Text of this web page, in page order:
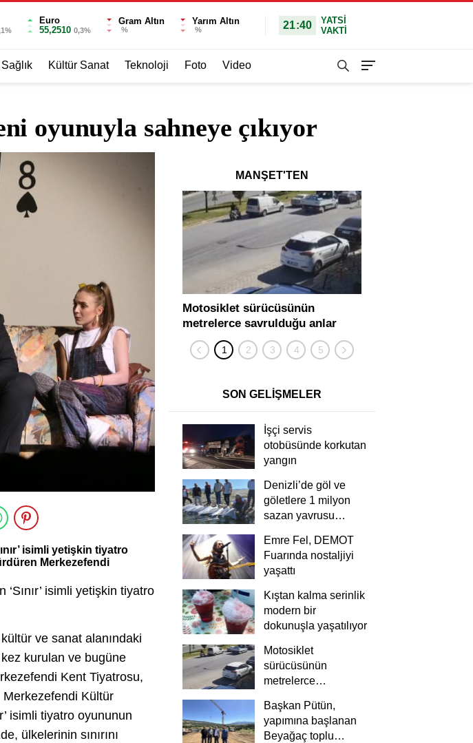
Euro
55,2510 0,3%
Gram Altın
%
Yarım Altın
% 21:40
YATSI
VAKTİ
Sağlık Kültür Sanat Teknoloji Foto Video
oyunuyla sahneye çıkıyor
isimli yetişkin tiyatro
Merkezefendi
isimli yetişkin tiyatro
ve sanat alanındaki
kurulan ve bugüne
Kent Tiyatrosu,
Merkezefendi Kültür
isimli tiyatro oyununun
ülkelerinin sınırını
MANŞET'TEN
Motosiklet sürücüsünün
metrelerce savrulduğu anlar
güvenlik kamerasında
SON GELİŞMELER
İşçi servis
otobüsünde korkutan
yangın
Denizli’de göl ve
göletlere 1 milyon
sazan yavrusu
Emre Fel, DEMOT
Fuarında nostaljiyi
yaşattı
Kıştan kalma serinlik
modern bir
dokunuşla yaşatılıyor
Motosiklet
sürücüsünün
metrelerce
güvenlik
kamerasında
Başkan Pütün,
yapımına başlanan
Beyağaç toplu